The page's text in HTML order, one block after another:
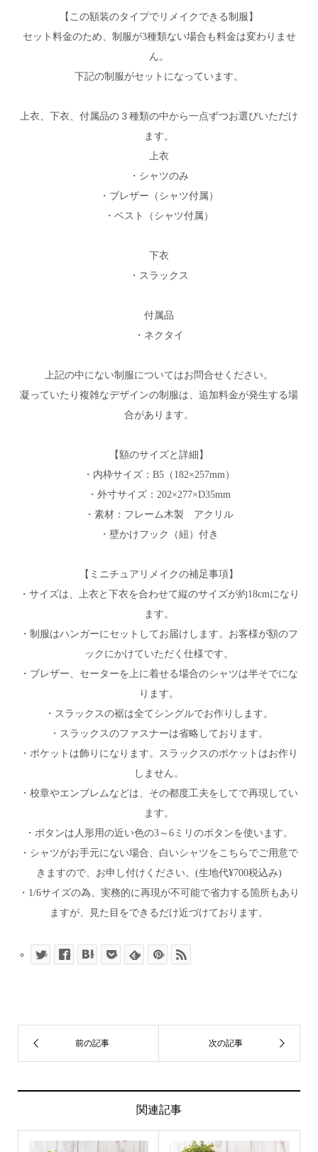
【この額装のタイプでリメイクできる制服】
セット料金のため、制服が3種類ない場合も料金は変わりませ
ん。
下記の制服がセットになっています。
上衣、下衣、付属品の３種類の中から一点ずつお選びいただけ
ます。
上衣
・シャツのみ
・ブレザー（シャツ付属）
・ベスト（シャツ付属）
下衣
・スラックス
付属品
・ネクタイ
上記の中にない制服についてはお問合せください。
凝っていたり複雑なデザインの制服は、追加料金が発生する場
合があります。
【額のサイズと詳細】
・内枠サイズ：B5（182×257mm）
・外寸サイズ：202×277×D35mm
・素材：フレーム木製 アクリル
・壁かけフック（紐）付き
【ミニチュアリメイクの補足事項】
・サイズは、上衣と下衣を合わせて縦のサイズが約18cmになり
ます。
・制服はハンガーにセットしてお届けします。お客様が額のフ
ックにかけていただく仕様です。
・ブレザー、セーターを上に着せる場合のシャツは半そでにな
ります。
・スラックスの裾は全てシングルでお作りします。
・スラックスのファスナーは省略しております。
・ポケットは飾りになります。スラックスのポケットはお作り
しません。
・校章やエンブレムなどは、その都度工夫をしてで再現してい
ます。
・ボタンは人形用の近い色の3～6ミリのボタンを使います。
・シャツがお手元にない場合、白いシャツをこちらでご用意で
きますので、お申し付けください。(生地代¥700税込み)
・1/6サイズの為、実務的に再現が不可能で省力する箇所もあり
ますが、見た目をできるだけ近づけております。
思い出アフレームは、お子さまの制服・園服・保育園
関連記事